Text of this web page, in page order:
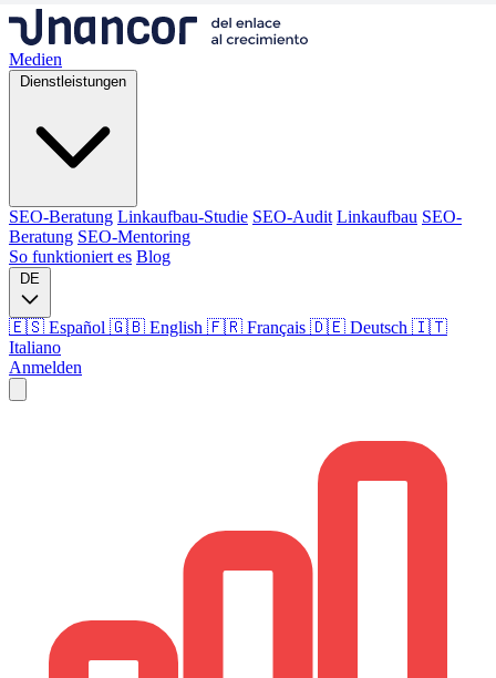
Medien
Dienstleistungen
SEO-Beratung Linkaufbau-Studie SEO-Audit Linkaufbau SEO-
Beratung SEO-Mentoring
So funktioniert es Blog
DE
🇪🇸 Español 🇬🇧 English 🇫🇷 Français 🇩🇪 Deutsch 🇮🇹
Italiano
Anmelden
Linkaufbau-Studie SEO-Audit
Sprache